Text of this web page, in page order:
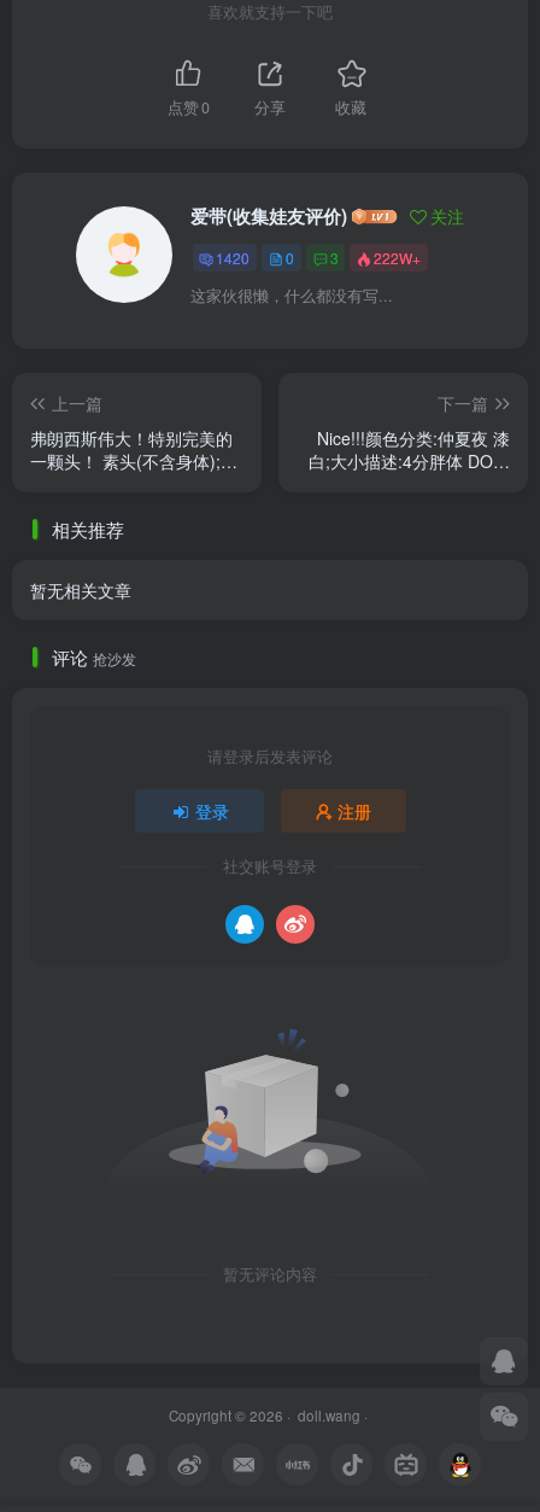
喜欢就支持一下吧
点赞0 分享 收藏
爱带(收集娃友评价) 关注
1420 0 3 222W+
这家伙很懒，什么都没有写...
上一篇
弗朗西斯伟大！特别完美的
一颗头！ 素头(不含身体);身
下一篇
Nice!!!颜色分类:仲夏夜 漆
白;大小描述:4分胖体 DO家
相关推荐
暂无相关文章
评论 抢沙发
请登录后发表评论
登录 注册
社交账号登录
暂无评论内容
Copyright © 2026 · doll.wang ·